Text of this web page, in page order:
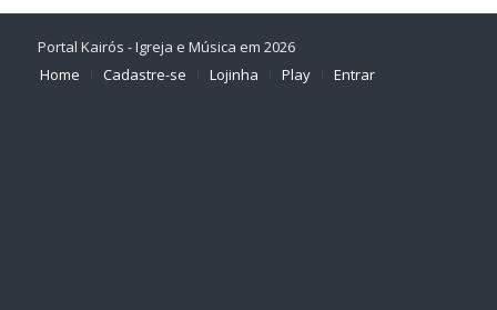
Portal Kairós - Igreja e Música em 2026
Home
Cadastre-se Lojinha Play Entrar